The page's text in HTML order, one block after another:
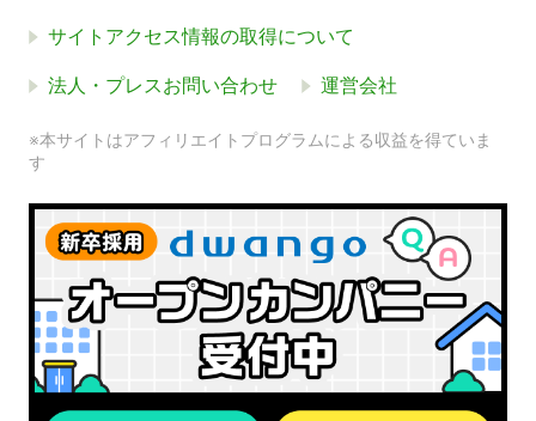
サイトアクセス情報の取得について
法人・プレスお問い合わせ 運営会社
※本サイトはアフィリエイトプログラムによる収益を得ていま
す